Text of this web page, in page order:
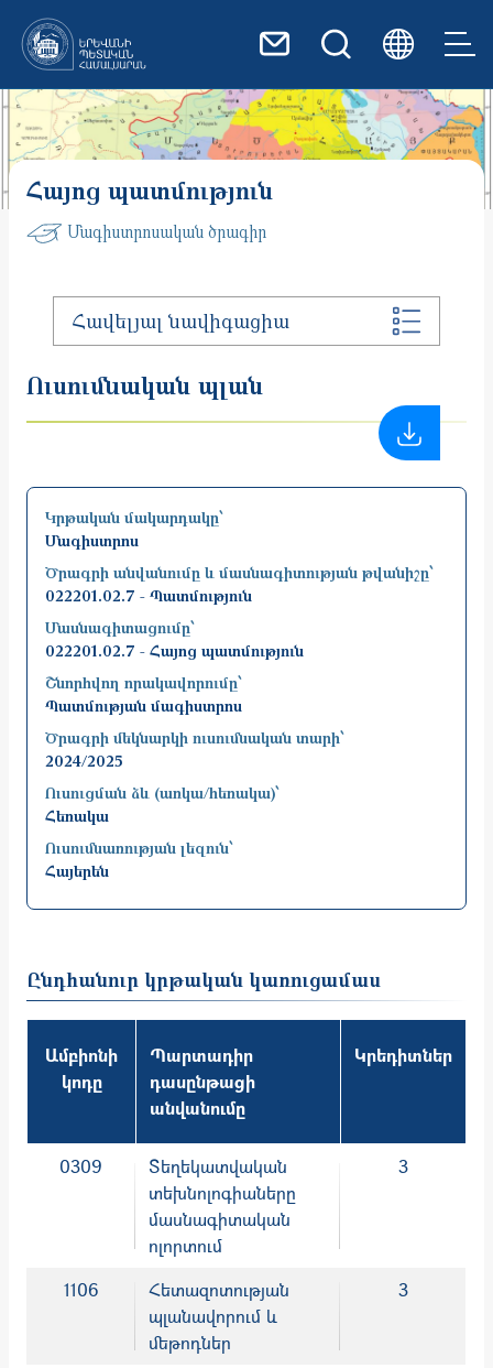
Հայոց պատմություն
Մագիստրոսական ծրագիր
Հավելյալ նավիգացիա
Ուսումնական պլան
Կրթական մակարդակը՝
Մագիստրոս
Ծրագրի անվանումը և մասնագիտության թվանիշը՝
022201.02.7 - Պատմություն
Մասնագիտացումը՝
022201.02.7 - Հայոց պատմություն
Շնորհվող որակավորումը՝
Պատմության մագիստրոս
Ծրագրի մեկնարկի ուսումնական տարի՝
2024/2025
Ուսուցման ձև (առկա/հեռակա)՝
Հեռակա
Ուսումնառության լեզուն՝
Հայերեն
Ընդհանուր կրթական կառուցամաս
Ամբիոնի
կոդը
Պարտադիր
դասընթացի
անվանումը
Կրեդիտներ
0309
Տեղեկատվական
տեխնոլոգիաները
մասնագիտական
ոլորտում
3
1106
Հետազոտության
պլանավորում և
մեթոդներ
3